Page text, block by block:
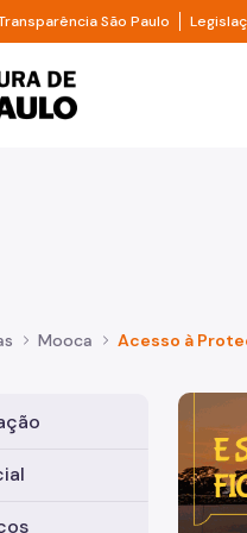
de acesso à informação
São Paulo Divisor
de São
Mooca Acesso à